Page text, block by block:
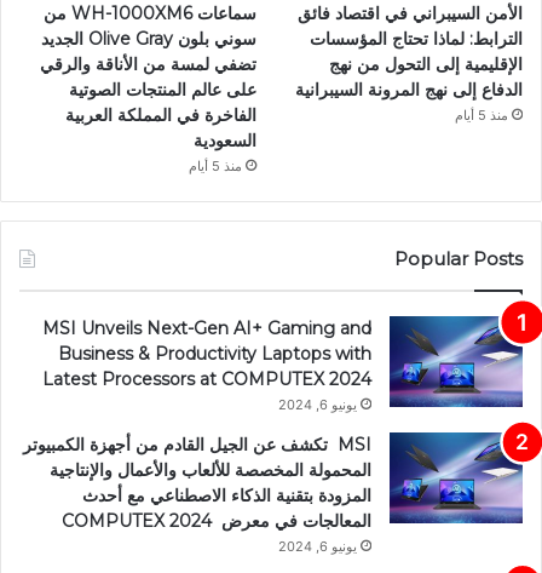
الأمن السيبراني في اقتصاد فائق
الترابط: لماذا تحتاج المؤسسات
الإقليمية إلى التحول من نهج
الدفاع إلى نهج المرونة السيبرانية
منذ 5 أيام
سماعات WH-1000XM6 من
سوني بلون Olive Gray الجديد
تضفي لمسة من الأناقة والرقي
على عالم المنتجات الصوتية
الفاخرة في المملكة العربية
السعودية
منذ 5 أيام
Popular Posts
MSI Unveils Next-Gen AI+ Gaming and
Business & Productivity Laptops with
Latest Processors at COMPUTEX 2024
يونيو 6, 2024
MSI تكشف عن الجيل القادم من أجهزة الكمبيوتر
المحمولة المخصصة للألعاب والأعمال والإنتاجية
المزودة بتقنية الذكاء الاصطناعي مع أحدث
المعالجات في معرض COMPUTEX 2024
يونيو 6, 2024